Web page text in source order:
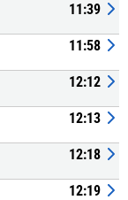
11:39
11:58
12:12
12:13
12:18
12:19